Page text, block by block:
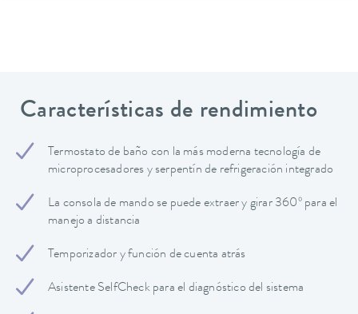
Características de rendimiento
Termostato de baño con la más moderna tecnología de
microprocesadores y serpentín de refrigeración integrado
La consola de mando se puede extraer y girar 360º para el
manejo a distancia
Temporizador y función de cuenta atrás
Asistente SelfCheck para el diagnóstico del sistema